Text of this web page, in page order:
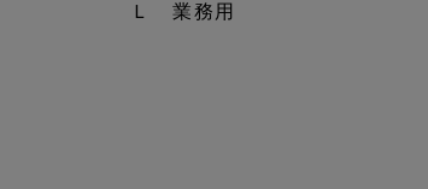
Ｌ 業務用